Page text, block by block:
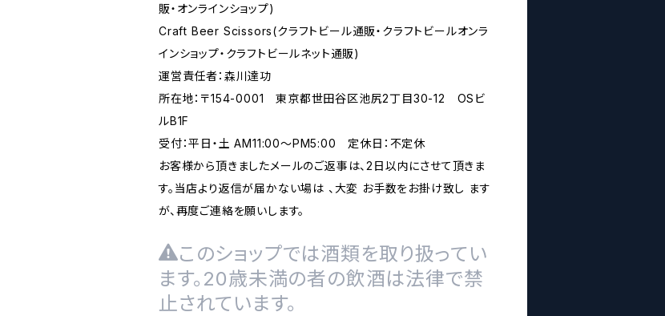
販・オンラインショップ)
Craft Beer Scissors(クラフトビール通販・クラフトビールオンラ
インショップ・クラフトビールネット通販)
運営責任者：森川達功
所在地：〒154-0001 東京都世田谷区池尻2丁目30-12 OSビ
ルB1F
受付：平日・土 AM11:00～PM5:00 定休日：不定休
お客様から頂きましたメールのご返事は、2日以内にさせて頂きま
す。当店より返信が届かない場は 、大変 お手数をお掛け致し ます
が、再度ご連絡を願いします。
このショップでは酒類を取り扱ってい
ます。20歳未満の者の飲酒は法律で禁
止されています。